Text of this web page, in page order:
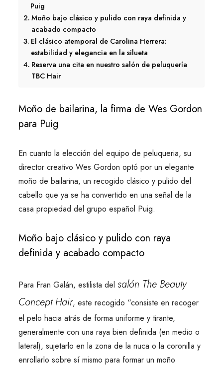
Puig
Moño bajo clásico y pulido con raya definida y
acabado compacto
El clásico atemporal de Carolina Herrera:
estabilidad y elegancia en la silueta
Reserva una cita en nuestro salón de peluquería
TBC Hair
Moño de bailarina, la firma de Wes Gordon
para Puig
En cuanto la elección del equipo de peluqueria, su
director creativo Wes Gordon optó por un elegante
moño de bailarina, un recogido clásico y pulido del
cabello que ya se ha convertido en una señal de la
casa propiedad del grupo español Puig.
Moño bajo clásico y pulido con raya
definida y acabado compacto
Para Fran Galán, estilista del salón The Beauty
Concept Hair, este recogido “consiste en recoger
el pelo hacia atrás de forma uniforme y tirante,
generalmente con una raya bien definida (en medio o
lateral), sujetarlo en la zona de la nuca o la coronilla y
enrollarlo sobre sí mismo para formar un moño